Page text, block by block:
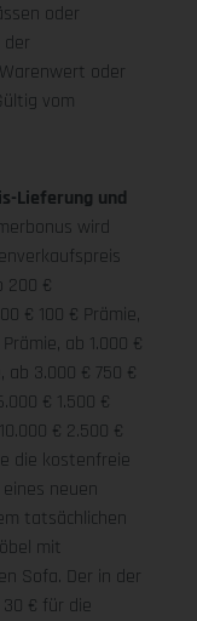
oder
oder
vom
Lieferung und
wird
200 €
€ 100 € Prämie,
ab 1.000 €
ab 3.000 € 750 €
€ 1.500 €
€ 2.500 €
die kostenfreie
neuen
tatsächlichen
mit
Sofa. Der in der
€ für die